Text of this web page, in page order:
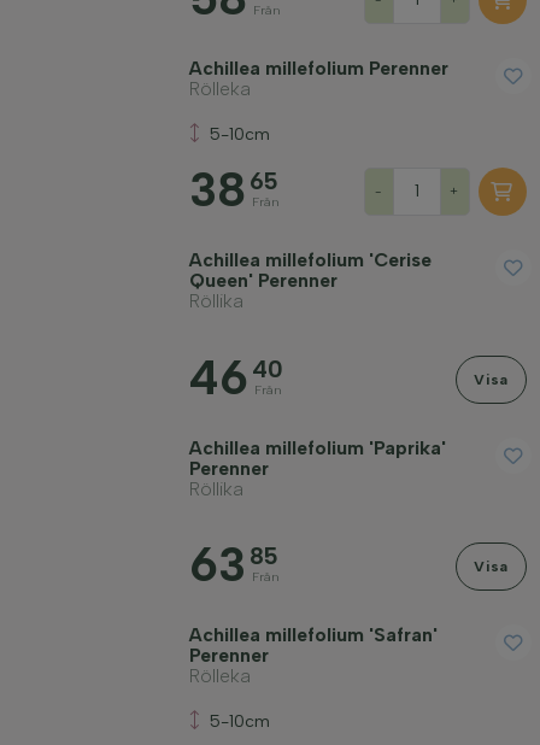
Från
Achillea millefolium Perenner
Rölleka
5-10cm
38 65
Från
- +
Achillea millefolium 'Cerise
Queen' Perenner
Röllika
46 40
Från
Visa
Achillea millefolium 'Paprika'
Perenner
Röllika
63 85
Från
Visa
Achillea millefolium 'Safran'
Perenner
Rölleka
5-10cm